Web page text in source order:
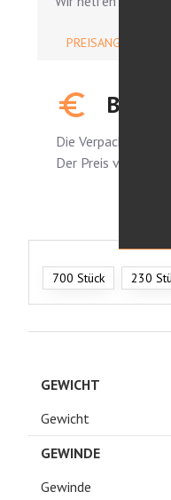
PREISANGEBOT
BITTE
Die Verpackung ist
Der Preis variiert
700 Stück 230
GEWICHT
Gewicht
GEWINDE
Gewinde